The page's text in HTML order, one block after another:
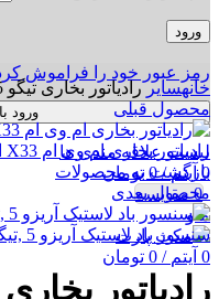
ورود
رمز عبور خود را فراموش
ورود
لیست علاقه مندی ها
0 آیتم /
0 تومان
0 مقایسه
منو
0 آیتم /
0 تومان
برای بزرگنمایی کلیک کنید
خانهسایررادیاتور بخاری تیگو 5 اورجینال
محصول قبلی
رادیاتور بخاری ام وی ام X33 اصلی
بازگشت به محصولات
محصول بعدی
سنسور باد لاستیک آریزو 5 ,تیگو 5 و X22 اورجینال
رادیاتور بخاری تیگو 5